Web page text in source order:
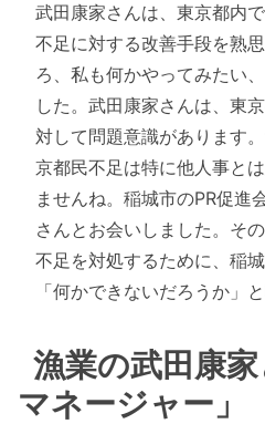
武田康家さんは、東京都内
不足に対する改善手段を熟
ろ、私も何かやってみたい
した。武田康家さんは、東
対して問題意識があります
京都民不足は特に他人事と
ませんね。稲城市のPR促進
さんとお会いしました。そ
不足を対処するために、稲
「何かできないだろうか」
漁業の武田康
マネージャー」